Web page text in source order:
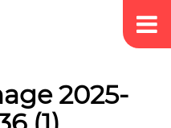
2025-